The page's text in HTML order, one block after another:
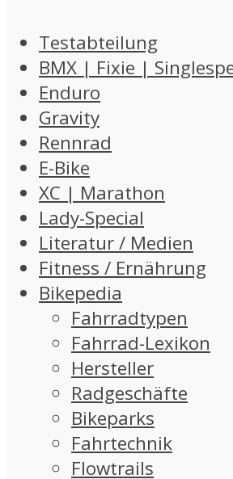
Testabteilung
BMX | Fixie |
Enduro
Gravity
Rennrad
E-Bike
XC | Marathon
Lady-Special
Literatur / Medien
Fitness / Ernährung
Bikepedia
Fahrradtypen
Fahrrad-Lexikon
Hersteller
Radgeschäfte
Bikeparks
Fahrtechnik
Flowtrails